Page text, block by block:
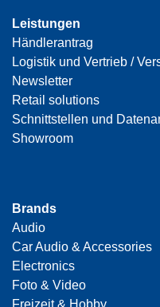
Leistungen
Händlerantrag
Logistik und Vertrieb /
Newsletter
Retail solutions
Schnittstellen und
Showroom
Brands
Audio
Car Audio & Accessories
Electronics
Foto & Video